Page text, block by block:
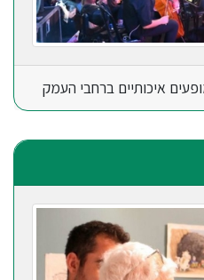
איכותיים ברחבי העמק